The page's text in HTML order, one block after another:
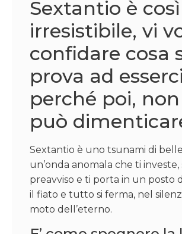
Sextantio è così
irresistibile, vi
confidare cosa
prova ad
perché poi, non
può
Sextantio è uno tsunami di
un’onda anomala che ti investe,
preavviso e ti porta in un posto
il fiato e tutto si ferma, nel
moto dell’eterno.